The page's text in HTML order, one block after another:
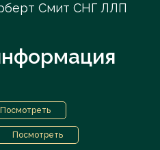
Смит СНГ ЛЛП
Посмотреть
Посмотреть